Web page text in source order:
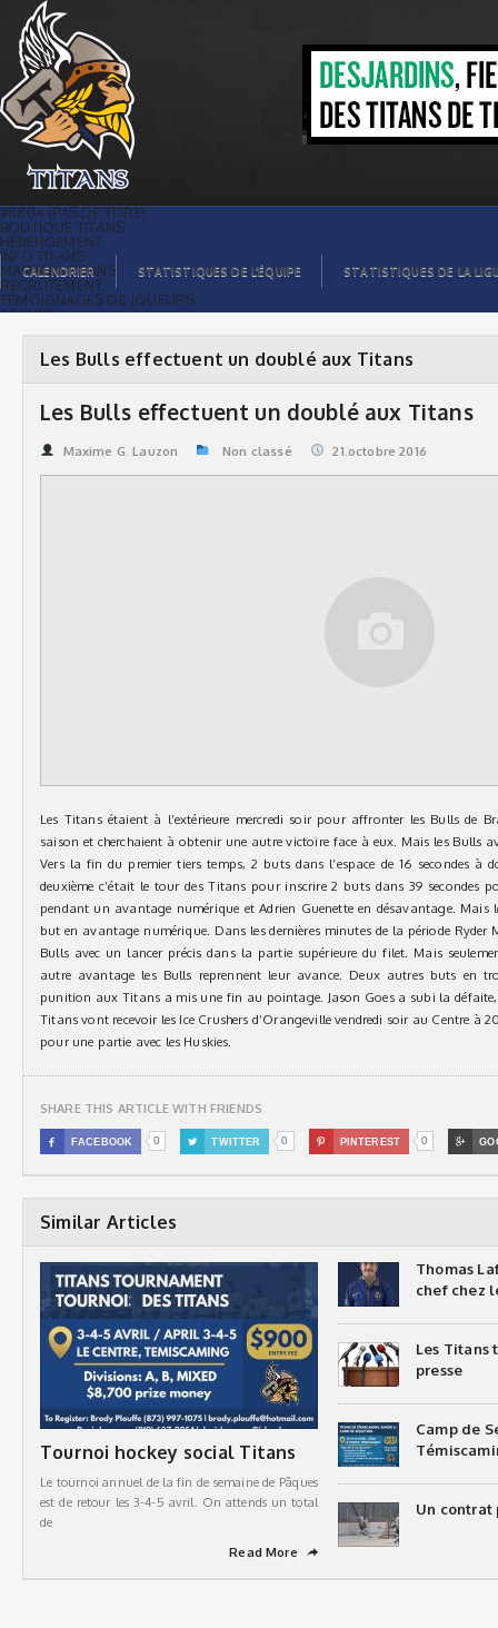
Les Bulls effectuent un doublé aux
Titans | Titans de témiscaming
#8804 (PAS DE TITRE)
BOUTIQUE TITANS
HÉBERGEMENT
INFO TITANS
MAGASIN TITANS
RECRUTEMENT
TÉMOIGNAGES DE JOUEURS
ACCUEIL
GALERIE PHOTOS
STATISTIQUES
ORGANISATION
CALENDRIER
COMMANDITAIRES
STATISTIQUES DE LA LIGUE
CALENDRIER STATISTIQUES DE L’ÉQUIPE STATISTIQUES DE LA
Les Bulls effectuent un doublé aux Titans
Les Bulls effectuent un doublé aux Titans
Maxime G. Lauzon Non classé 21.octobre 2016
Les Titans étaient à l’extérieure mercredi soir pour affronter les Bulls de
saison et cherchaient à obtenir une autre victoire face à eux. Mais les Bulls
Vers la fin du premier tiers temps, 2 buts dans l’espace de 16 secondes à
deuxième c’était le tour des Titans pour inscrire 2 buts dans 39 secondes
pendant un avantage numérique et Adrien Guenette en désavantage. Mais
but en avantage numérique. Dans les dernières minutes de la période Ryder
Bulls avec un lancer précis dans la partie supérieure du filet. Mais
autre avantage les Bulls reprennent leur avance. Deux autres buts en
punition aux Titans a mis une fin au pointage. Jason Goes a subi la défaite,
Titans vont recevoir les Ice Crushers d’Orangeville vendredi soir au Centre à
pour une partie avec les Huskies.
SHARE THIS ARTICLE WITH FRIENDS
 FACEBOOK 0  TWITTER 0  PINTEREST 0 
Similar Articles
Tournoi hockey social Titans
Le tournoi annuel de la fin de semaine de Pâques
est de retour les 3-4-5 avril. On attends un total
de
Read More
➦
Thomas
chef chez
Les Titans
presse
Camp de
Un contrat